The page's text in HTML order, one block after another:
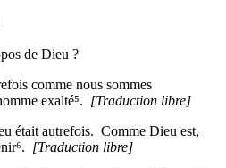
de Dieu ?
comme nous sommes
exalté⁵. [Traduction libre]
était autrefois. Comme Dieu est,
[Traduction libre]